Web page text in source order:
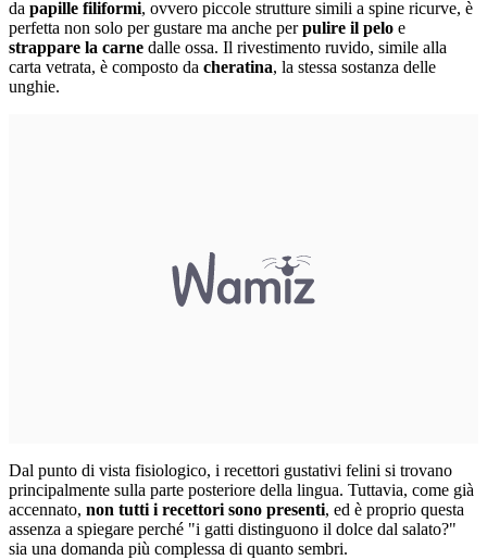
da papille filiformi, ovvero piccole strutture simili a spine ricurve, è
perfetta non solo per gustare ma anche perpulire il pelo e
strappare la carne dalle ossa. Il rivestimento ruvido, simile alla
carta vetrata, è composto da cheratina, la stessa sostanza delle
unghie.
Dal punto di vista fisiologico, i recettori gustativi felini si trovano
principalmente sulla parte posteriore della lingua. Tuttavia, come già
accennato, non tutti i recettori sono presenti, ed è proprio questa
assenza a spiegare perché "i gatti distinguono il dolce dal salato?"
sia una domanda più complessa di quanto sembri.